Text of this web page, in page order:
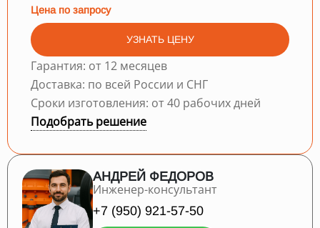
Цена по запросу
УЗНАТЬ ЦЕНУ
Гарантия: от 12 месяцев
Доставка: по всей России и СНГ
Сроки изготовления: от 40 рабочих дней
Подобрать решение
АНДРЕЙ ФЕДОРОВ
Инженер-консультант
+7 (950) 921-57-50